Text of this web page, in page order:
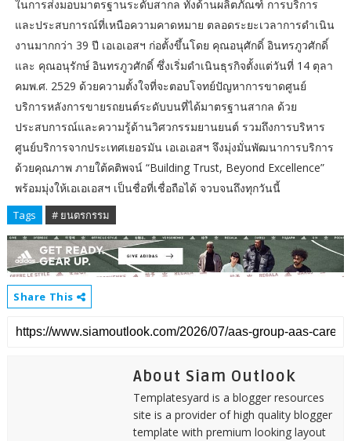
ในการส่งมอบมาตรฐานระดับสากล ทั้งด้านผลิตภัณฑ์ การบริการ
และประสบการณ์ที่เหนือความคาดหมาย ตลอดระยะเวลาการดำเนิน
งานมากกว่า 39 ปี เอเอเอสฯ ก่อตั้งขึ้นโดย คุณอนุศักดิ์ อินทรภูวศักดิ์
และ คุณอนุรักษ์ อินทรภูวศักดิ์ ซึ่งเริ่มดำเนินธุรกิจตั้งแต่วันที่ 14 ตุลา
คมพ.ศ. 2529 ด้วยความตั้งใจที่จะตอบโจทย์ปัญหาการขาดศูนย์
บริการหลังการขายรถยนต์ระดับบนที่ได้มาตรฐานสากล ด้วย
ประสบการณ์และความรู้ด้านวิศวกรรมยานยนต์ รวมถึงการบริหาร
ศูนย์บริการจากประเทศเยอรมัน เอเอเอสฯ จึงมุ่งมั่นพัฒนาการบริการ
ด้วยคุณภาพ ภายใต้คติพจน์ “Building Trust, Beyond Excellence”
พร้อมมุ่งให้เอเอเอสฯ เป็นชื่อที่เชื่อถือได้ จวบจนถึงทุกวันนี้
Tags # ยนตรกรรม
Share This
About Siam Outlook
Templatesyard is a blogger resources
site is a provider of high quality blogger
template with premium looking layout